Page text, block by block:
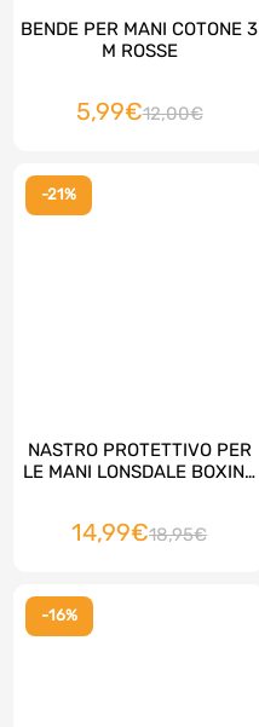
BENDE PER MANI COTONE 3
M ROSSE
5,99€12,00€
-21%
NASTRO PROTETTIVO PER
LE MANI LONSDALE BOXING
14,99€18,95€
-16%